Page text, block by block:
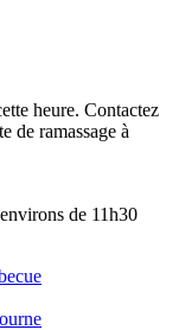
heure. Contactez
de ramassage à
de 11h30